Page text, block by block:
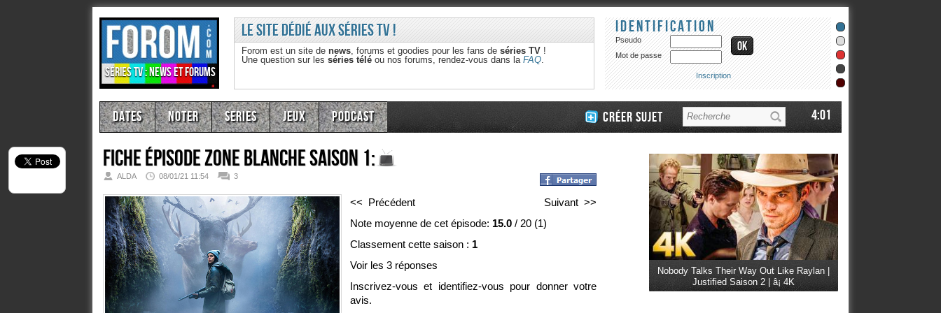
Séries TV : news et forums
Le site dédié aux séries TV !
Forom est un site de news, forums et goodies pour les fans de séries TV!
Une question sur les séries téléou nos forums, rendez-vous dans la FAQ.
Identification
Pseudo
Mot de passe
Inscription
Dates Noter Series Jeux Podcast Créer sujet 4:01
Fiche épisodeZone Blanche Saison 1:
ALDA 08/01/21 11:54 3
<< Précédent
Suivant >>
Note moyenne de cet épisode: 15.0/ 20(1)
Classement cette saison : 1
Voir les 3 réponses
Inscrivez-vous et identifiez-vous pour donner votre
avis.
Nobody Talks Their Way Out Like Raylan |
Justified Saison 2 | â¡ 4K